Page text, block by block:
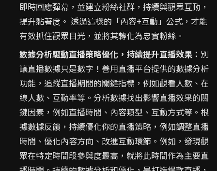
即時回應彈幕，並建立粉絲社群，持續與觀眾互動，
提升黏著度。 透過這樣的「內容+互動」公式，才能
有效抓住觀眾目光，並將其轉化為忠實粉絲。
數據分析驅動直播策略優化，持續提升直播效果： 別
讓直播數據只是數字！善用直播平台提供的數據分析
功能，追蹤直播期間的關鍵指標，例如觀看人數、在
線人數、互動率等。分析數據找出影響直播效果的關
鍵因素，例如直播時間、內容類型、互動方式等。根
據數據反饋，持續優化你的直播策略，例如調整直播
時間、優化內容方向、改進互動環節。例如，發現觀
眾在特定時間段參與度最高，就將此時間作為主要直